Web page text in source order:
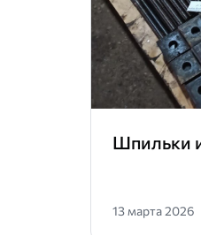
Шпильки
13 марта 2026